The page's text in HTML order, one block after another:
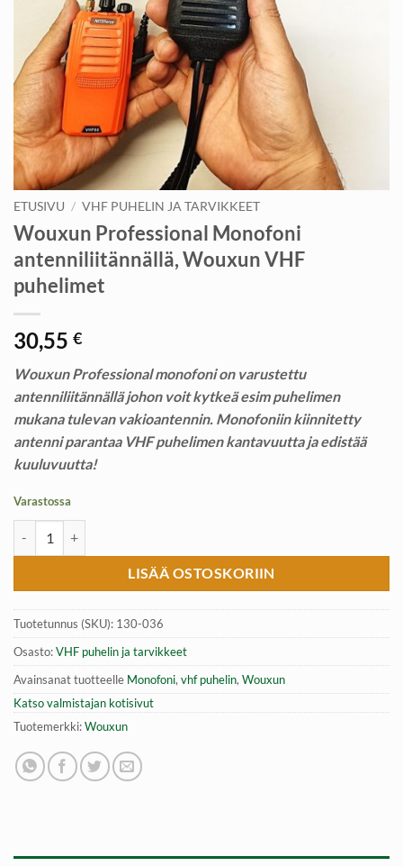
ETUSIVU / VHF PUHELIN JA TARVIKKEET
Wouxun Professional Monofoni
antenniliitännällä, Wouxun VHF
puhelimet
30,55 €
Wouxun Professional monofoni on varustettu
antenniliitännällä johon voit kytkeä esim puhelimen
mukana tulevan vakioantennin. Monofoniin kiinnitetty
antenni parantaa VHF puhelimen kantavuutta ja edistää
kuuluvuutta!
Varastossa
LISÄÄ OSTOSKORIIN
Tuotetunnus (SKU): 130-036
Osasto:VHF puhelin ja tarvikkeet
Avainsanat tuotteelle Monofoni, vhf puhelin, Wouxun
Katso valmistajan kotisivut
Tuotemerkki:Wouxun